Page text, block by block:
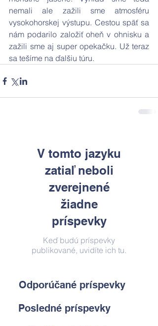
nemali ale zažili sme atmosféru
vysokohorskej výstupu. Cestou späť sa
nám podarilo založiť oheň v ohnisku a
zažili sme aj super opekačku. Už teraz
sa tešíme na ďalšiu túru.
V tomto jazyku
zatiaľ neboli
zverejnené
žiadne
príspevky
Keď budú príspevky
publikované, uvidíte ich tu.
Odporúčané príspevky
Posledné príspevky